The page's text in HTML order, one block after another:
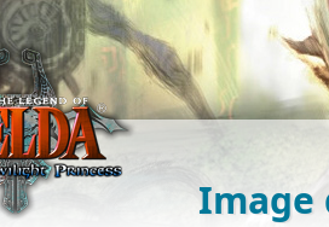
Image